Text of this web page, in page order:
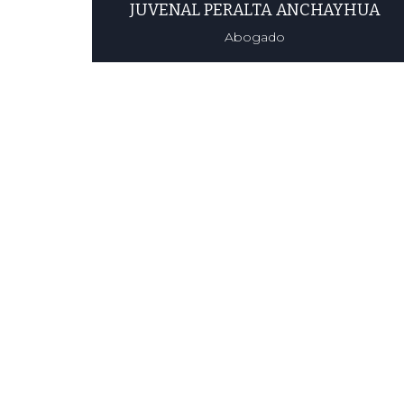
JUVENAL PERALTA ANCHAYHUA
Abogado